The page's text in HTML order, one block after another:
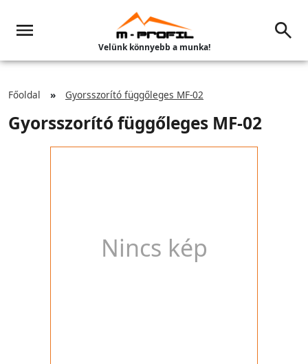
Velünk könnyebb a munka!
Főoldal Gyorsszorító függőleges MF-02
Gyorsszorító függőleges MF-02
Nincs kép